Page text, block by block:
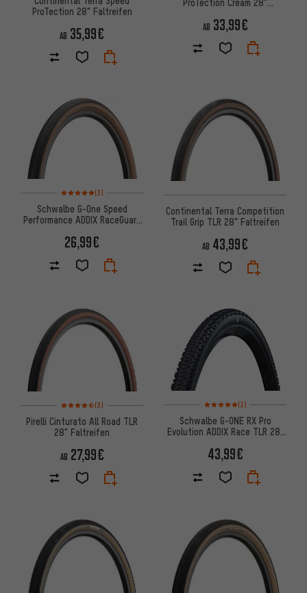
ProTection 28" Faltreifen
AB 35,99€ AB 33,99€
Bewertungen: 5 von 5 basierend auf 3 Bewertungen
(3)
Schwalbe G-One Speed
Performance ADDIX RaceGuard
26,99€
Continental Terra Competition
Trail Grip TLR 28" Faltreifen
AB 43,99€
Bewertungen: 4,5 von 5 basierend auf 3 Bewertungen
(3)
Pirelli Cinturato All Road TLR
28" Faltreifen
AB 27,99€
Bewertungen: 5 von 5
(1)
Schwalbe G-ONE RX Pro
Evolution ADDIX Race TLR 28"
43,99€